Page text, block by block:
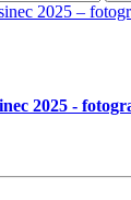
2025 -